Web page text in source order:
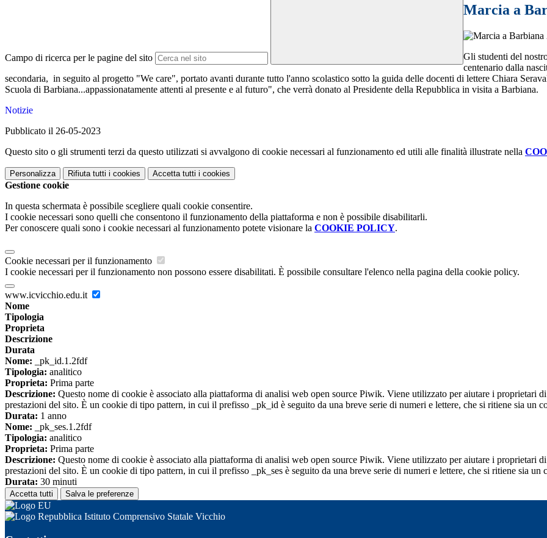
Campo di ricerca per le pagine del sito
Marcia a
Gli studenti del
centenario dalla
secondaria, in seguito al progetto "We care", portato avanti durante tutto l'anno scolastico sotto la guida delle docenti di lettere Chiara
Scuola di Barbiana...appassionatamente attenti al presente e al futuro", che verrà donato al Presidente della Repubblica in visita a Barbiana.
Notizie
Pubblicato il 26-05-2023
Questo sito o gli strumenti terzi da questo utilizzati si avvalgono di cookie necessari al funzionamento ed utili alle finalità illustrate nella
Personalizza Rifiuta tutti i cookies Accetta tutti i cookies
Gestione cookie
In questa schermata è possibile scegliere quali cookie consentire.
I cookie necessari sono quelli che consentono il funzionamento della piattaforma e non è possibile disabilitarli.
Per conoscere quali sono i cookie necessari al funzionamento potete visionare la COOKIE POLICY.
Cookie necessari per il funzionamento
I cookie necessari per il funzionamento non possono essere disabilitati. È possibile consultare l'elenco nella pagina della cookie policy.
www.icvicchio.edu.it
Nome
Tipologia
Proprieta
Descrizione
Durata
Nome: _pk_id.1.2fdf
Tipologia: analitico
Proprieta: Prima parte
Descrizione: Questo nome di cookie è associato alla piattaforma di analisi web open source Piwik. Viene utilizzato per aiutare i proprietari
prestazioni del sito. È un cookie di tipo pattern, in cui il prefisso _pk_id è seguito da una breve serie di numeri e lettere, che si ritiene sia un
Durata: 1 anno
Nome: _pk_ses.1.2fdf
Tipologia: analitico
Proprieta: Prima parte
Descrizione: Questo nome di cookie è associato alla piattaforma di analisi web open source Piwik. Viene utilizzato per aiutare i proprietari
prestazioni del sito. È un cookie di tipo pattern, in cui il prefisso _pk_ses è seguito da una breve serie di numeri e lettere, che si ritiene sia
Durata: 30 minuti
Accetta tutti Salva le preferenze
Istituto Comprensivo Statale Vicchio